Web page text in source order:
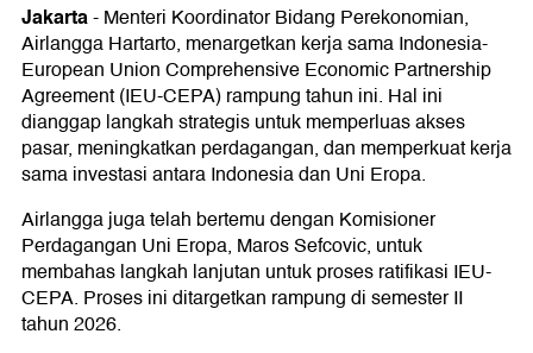
Jakarta-Menteri Koordinator Bidang Perekonomian,
Airlangga Hartarto, menargetkan kerja sama Indonesia-
European Union Comprehensive Economic Partnership
Agreement (IEU-CEPA) rampung tahun ini. Hal ini
dianggap langkah strategis untuk memperluas akses
pasar, meningkatkan perdagangan, dan memperkuat kerja
sama investasi antara Indonesia dan Uni Eropa.
Airlangga juga telah bertemu dengan Komisioner
Perdagangan Uni Eropa, Maros Sefcovic, untuk
membahas langkah lanjutan untuk proses ratifikasi IEU-
CEPA. Proses ini ditargetkan rampung di semester II
tahun 2026.